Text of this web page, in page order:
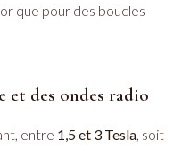
que pour des boucles
et des ondes radio
entre 1,5 et 3 Tesla , soit